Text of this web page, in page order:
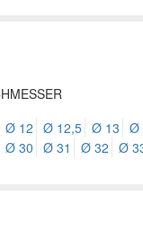
Ø 12 Ø 12,5 Ø 13 Ø
Ø 30 Ø 31 Ø 32 Ø